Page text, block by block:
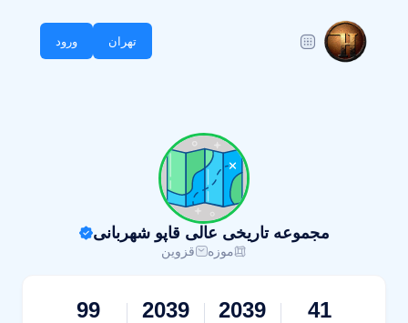
تهران ورود
مجموعه تاریخی عالی قاپو شهربانی
موزه قزوین
41
2039
2039
99